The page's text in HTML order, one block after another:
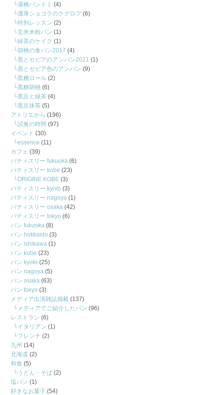
湯種パンドミ (4)
濃厚ショコラのクグロフ (6)
特別レッスン (2)
玄米米粉パン (1)
緑茶のケイク (1)
胡桃の食パン2017 (4)
黒とセピアのアンパン2021 (1)
黒とセピア色のアンパン (9)
黒糖ロール (2)
黒糖胡桃 (6)
黒豆と緑茶 (4)
黒豆抹茶 (5)
アトリエから (196)
試食の時間 (97)
イベント (30)
essence (11)
カフェ (39)
パティスリー fukuoka (6)
パティスリー kobe (23)
ORIGINE KOBE (3)
パティスリー kyoto (3)
パティスリー nagoya (1)
パティスリー osaka (42)
パティスリー tokyo (6)
パン fukuoka (8)
パン hokkaido (3)
パン ishikawa (1)
パン kobe (23)
パン kyoto (25)
パン nagoya (5)
パン osaka (63)
パン tokyo (3)
メディア出演雑誌掲載 (137)
メディアでご紹介したパン (96)
レストラン (6)
イタリアン (1)
フレンチ (2)
九州 (14)
北海道 (2)
和食 (5)
うどん・そば (2)
塩パン (1)
好きなお菓子 (54)